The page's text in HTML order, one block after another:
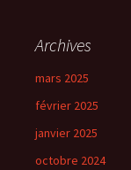
Archives
mars 2025
février 2025
janvier 2025
octobre 2024